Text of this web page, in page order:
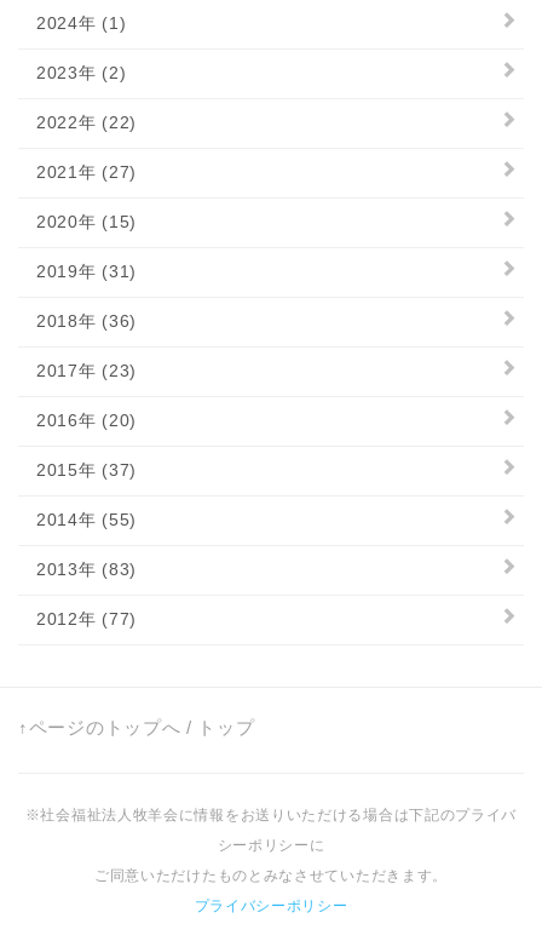
2024年 (1)
2023年 (2)
2022年 (22)
2021年 (27)
2020年 (15)
2019年 (31)
2018年 (36)
2017年 (23)
2016年 (20)
2015年 (37)
2014年 (55)
2013年 (83)
2012年 (77)
↑ページのトップへ / トップ
※社会福祉法人牧羊会に情報をお送りいただける場合は下記のプライバ
シーポリシーに
ご同意いただけたものとみなさせていただきます。
プライバシーポリシー